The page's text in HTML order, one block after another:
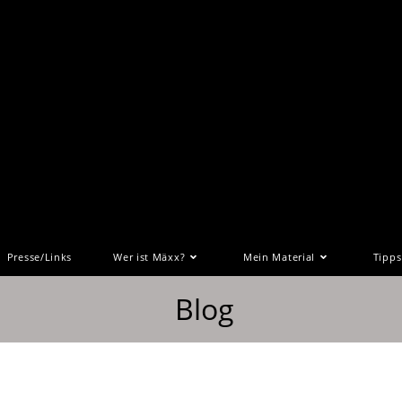
Presse/Links Wer ist Mäxx? Mein Material Tipps
Blog